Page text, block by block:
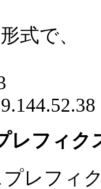
式で、
レフィク
レフィ